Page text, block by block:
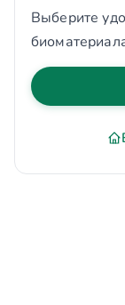
Выберите